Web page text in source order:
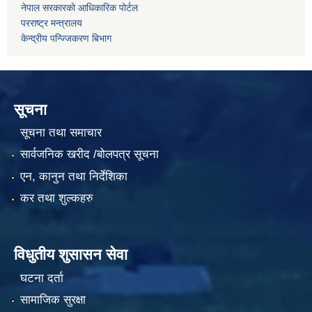
नेपाल सरकारको आधिकारिक पोर्टल
परराष्ट्र मन्त्रालय
केन्द्रीय पन्ज्जिकरण बिभाग
सूचना
सूचना तथा समाचार
सार्वजनिक खरीद /बोलपत्र सूचना
एन, कानुन तथा निर्देशिका
कर तथा शुल्कहरु
विधुतीय शुसासन सेवा
घटना दर्ता
सामाजिक सुरक्षा